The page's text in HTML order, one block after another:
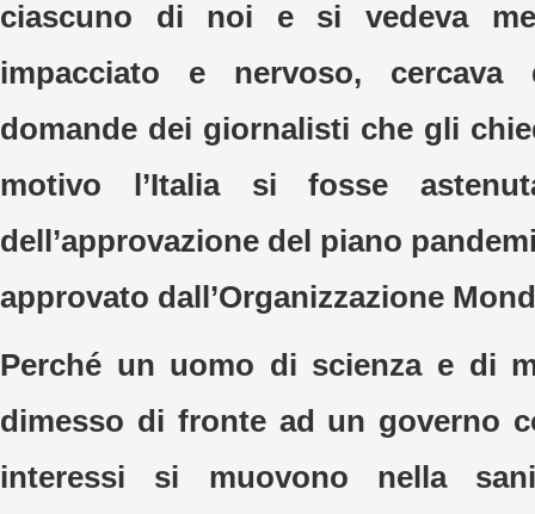
ciascuno di noi e si vedeva
impacciato e nervoso,
domande dei giornalisti che gli
motivo l’Italia si fosse
dell’approvazione del piano
approvato dall’Organizzazione
Perché un uomo di scienza e di
dimesso di fronte ad un governo
interessi si muovono nella